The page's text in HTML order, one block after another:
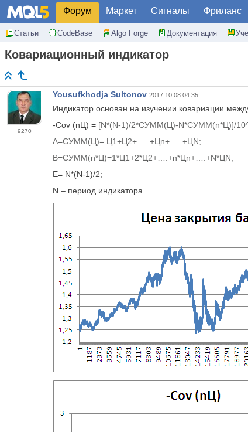
Форум Маркет Сигналы Фриланс
Статьи CodeBase Algo Forge Документация
Ковариационный индикатор
9270
Yousufkhodja Sultonov 2017.10.08 04:35
Индикатор основан на изучении ковариации
-Cov (nЦ) = [N*(N-1)/2*СУММ(Ц)-N*СУММ(n*Ц)]/
A=СУММ(Ц)= Ц1+Ц2+…..+Цn+…..+ЦN;
B=СУММ(n*Ц)=1*Ц1+2*Ц2+….+n*Цn+….+N*ЦN;
E= N*(N-1)/2;
N – период индикатора.